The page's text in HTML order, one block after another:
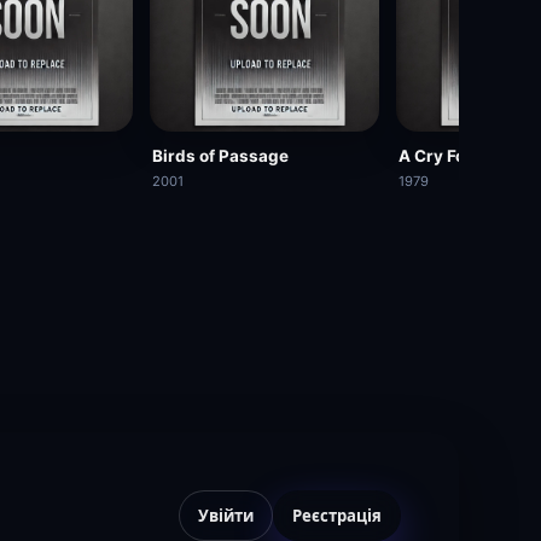
Birds of Passage
2001
A Cry For Justice
1979
Увійти Реєстрація